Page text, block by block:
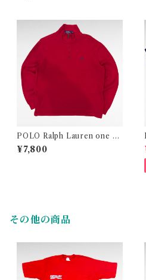
POLO Ralph Lauren one po
int logo half zip cotton knit
¥7,800
その他の商品